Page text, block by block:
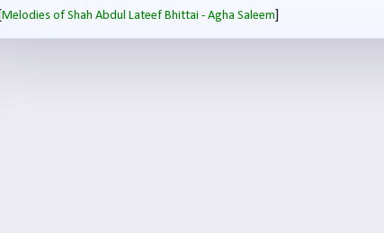
[Melodies of Shah Abdul Lateef Bhittai - Agha Saleem